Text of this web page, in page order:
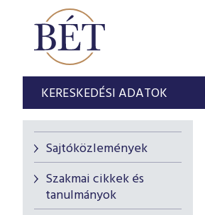
KERESKEDÉSI ADATOK
Sajtóközlemények
Szakmai cikkek és
tanulmányok